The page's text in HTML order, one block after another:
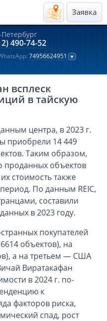
Заявка
490-74-52
74956624951
всплеск
в тайскую
центра, в 2023 г.
приобрели 14 449
Таким образом,
проданных объектов
стоимость также
По данным REIC,
составили
в 2023 году.
покупателей
объектов), на
а на третьем — США
Виратакафан
в 2024 г. по-
к
факторов риска,
спад, рост